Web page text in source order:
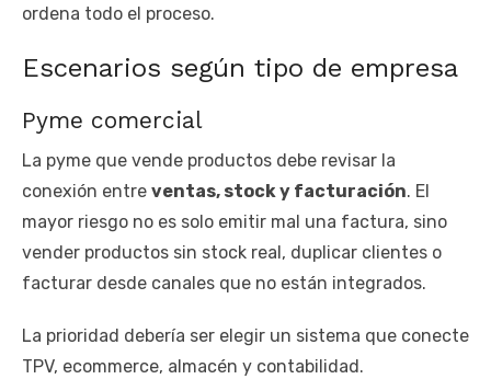
ordena todo el proceso.
Escenarios según tipo de empresa
Pyme comercial
La pyme que vende productos debe revisar la
conexión entre ventas, stock y facturación. El
mayor riesgo no es solo emitir mal una factura, sino
vender productos sin stock real, duplicar clientes o
facturar desde canales que no están integrados.
La prioridad debería ser elegir un sistema que conecte
TPV, ecommerce, almacén y contabilidad.